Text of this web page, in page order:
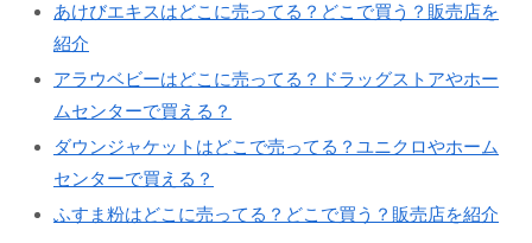
あけびエキスはどこに売ってる？どこで買う？販売店を
紹介
アラウベビーはどこに売ってる？ドラッグストアやホー
ムセンターで買える？
ダウンジャケットはどこで売ってる？ユニクロやホーム
センターで買える？
ふすま粉はどこに売ってる？どこで買う？販売店を紹介